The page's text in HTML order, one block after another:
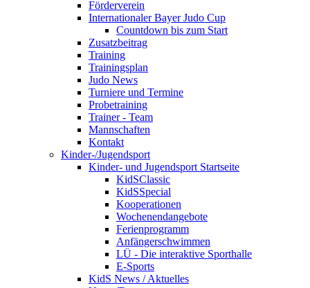
Förderverein
Internationaler Bayer Judo Cup
Countdown bis zum Start
Zusatzbeitrag
Training
Trainingsplan
Judo News
Turniere und Termine
Probetraining
Trainer - Team
Mannschaften
Kontakt
Kinder-/Jugendsport
Kinder- und Jugendsport Startseite
KidSClassic
KidSSpecial
Kooperationen
Wochenendangebote
Ferienprogramm
Anfängerschwimmen
LÜ - Die interaktive Sporthalle
E-Sports
KidS News / Aktuelles